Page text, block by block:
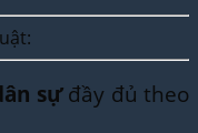
sựđầy đủ theo